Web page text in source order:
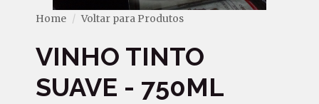
Home Voltar para Produtos
VINHO TINTO
SUAVE - 750ML